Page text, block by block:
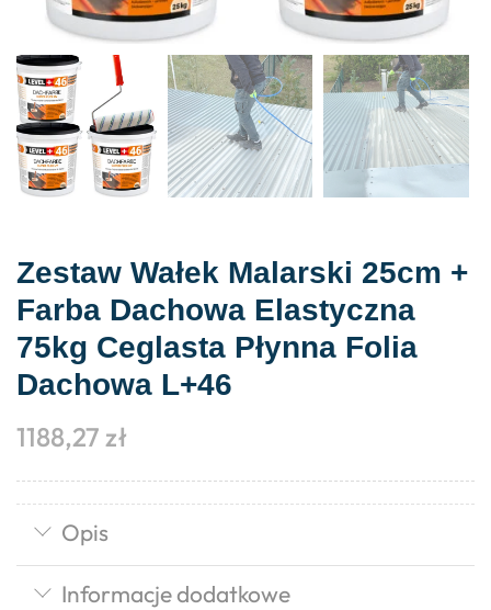
Zestaw Wałek Malarski 25cm +
Farba Dachowa Elastyczna
75kg Ceglasta Płynna Folia
Dachowa L+46
1188,27 zł
Opis
Informacje dodatkowe